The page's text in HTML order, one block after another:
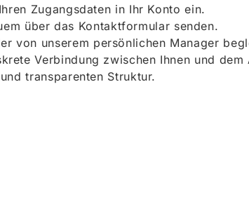
Zugangsdaten in Ihr Konto ein.
über das Kontaktformular senden.
von unserem persönlichen Manager
Verbindung zwischen Ihnen und dem
transparenten Struktur.